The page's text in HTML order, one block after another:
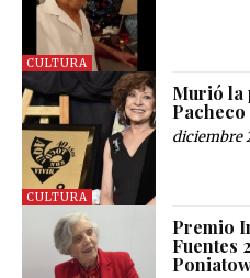
CULTURA
CULTURA
Murió la
Pacheco
diciembre
Premio
Fuentes